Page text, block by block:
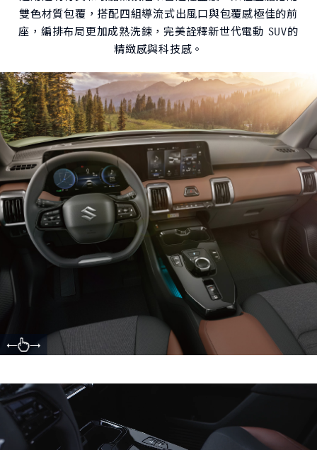
雙色材質包覆，搭配四組導流式出風口與包覆感極佳的前
座，編排布局更加成熟洗鍊，完美詮釋新世代電動 SUV的
精緻感與科技感。